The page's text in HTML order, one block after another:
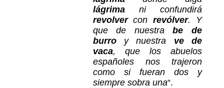
lágrima ni confundirá
revolverconrevólver. Y
que de nuestrabe de
burroy nuestra ve de
vaca, que los abuelos
españoles nos trajeron
como si fueran dos y
siempre sobra una“.